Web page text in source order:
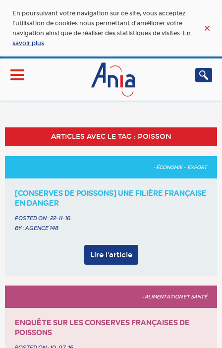
En poursuivant votre navigation sur ce site, vous acceptez
l’utilisation de cookies nous permettant d’améliorer votre
navigation ainsi que de réaliser des statistiques de visites. En
savoir plus
ARTICLES AVEC LE TAG : POISSON
- ÉCONOMIE – EXPORT
[CONSERVES DE POISSONS] UNE FILIÈRE FRANÇAISE
EN DANGER
POSTED ON :22-11-16
BY : AGENCE 148
Lire l'article
- ALIMENTATION ET SANTÉ
ENQUÊTE SUR LES CONSERVES FRANÇAISES DE
POISSONS